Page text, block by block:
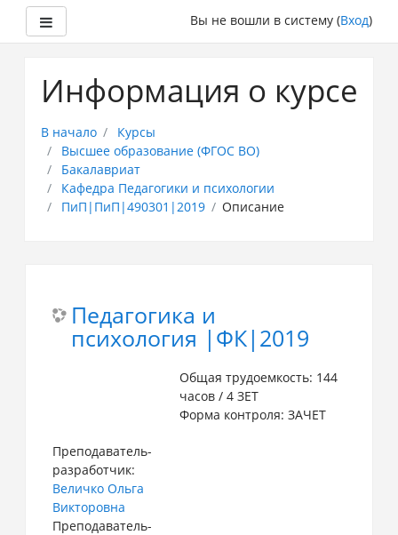
основному
Вы не вошли в систему (Вход)
Информация о курсе
В начало
Курсы
Высшее образование (ФГОС ВО)
Бакалавриат
Кафедра Педагогики и психологии
ПиП|ПиП|490301|2019
Описание
Педагогика и
психология |ФК|2019
Общая трудоемкость: 144
часов / 4 ЗЕТ
Форма контроля: ЗАЧЕТ
Преподаватель-
разработчик:
Величко Ольга
Викторовна
Преподаватель-